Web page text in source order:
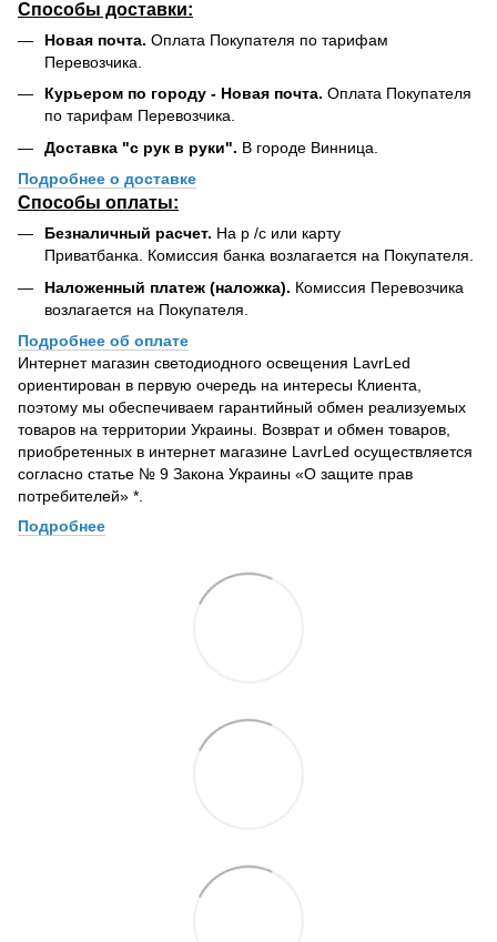
Способы доставки:
Новая почта. Оплата Покупателя по тарифам
Перевозчика.
Курьером по городу - Новая почта. Оплата Покупателя
по тарифам Перевозчика.
Доставка "с рук в руки". В городе Винница.
Подробнее о доставке
Способы оплаты:
Безналичный расчет. На р /с или карту
Приватбанка. Комиссия банка возлагается на Покупателя.
Наложенный платеж (наложка). Комиссия Перевозчика
возлагается на Покупателя.
Подробнее об оплате
Интернет магазин светодиодного освещения LavrLed
ориентирован в первую очередь на интересы Клиента,
поэтому мы обеспечиваем гарантийный обмен реализуемых
товаров на территории Украины. Возврат и обмен товаров,
приобретенных в интернет магазине LavrLed осуществляется
согласно статье № 9 Закона Украины «О защите прав
потребителей» *.
Подробнее